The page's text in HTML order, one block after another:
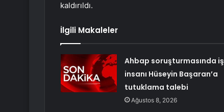
kaldırıldı.
İlgili Makaleler
Ahbap soruşturmasında iş
insanı Hüseyin Başaran’a
tutuklama talebi
Ağustos 8, 2026